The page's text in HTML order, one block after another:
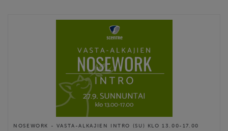
NOSEWORK - VASTA-ALKAJIEN INTRO (SU) KLO 13.00-17.00